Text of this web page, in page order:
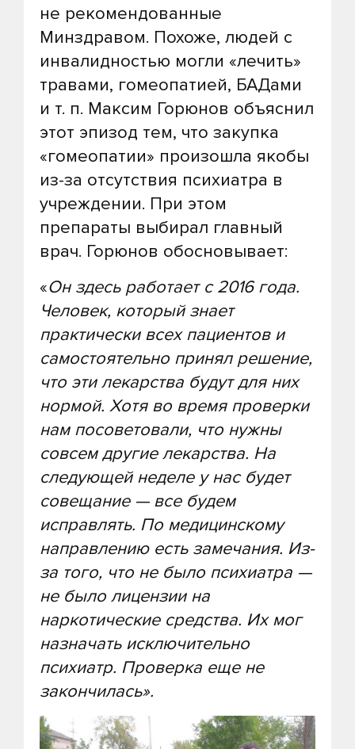
не рекомендованные
Минздравом. Похоже, людей с
инвалидностью могли «лечить»
травами, гомеопатией, БАДами
и т. п. Максим Горюнов объяснил
этот эпизод тем, что закупка
«гомеопатии» произошла якобы
из-за отсутствия психиатра в
учреждении. При этом
препараты выбирал главный
врач. Горюнов обосновывает:
«Он здесь работает с 2016 года.
Человек, который знает
практически всех пациентов и
самостоятельно принял решение,
что эти лекарства будут для них
нормой. Хотя во время проверки
нам посоветовали, что нужны
совсем другие лекарства. На
следующей неделе у нас будет
совещание — все будем
исправлять. По медицинскому
направлению есть замечания. Из-
за того, что не было психиатра —
не было лицензии на
наркотические средства. Их мог
назначать исключительно
психиатр. Проверка еще не
закончилась».